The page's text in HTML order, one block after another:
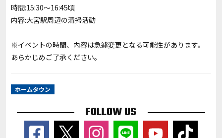
時間:15:30〜16:45頃
内容:大宮駅周辺の清掃活動
※イベントの時間、内容は急遽変更となる可能性があります。
あらかじめご了承ください。
ホームタウン
FOLLOW US